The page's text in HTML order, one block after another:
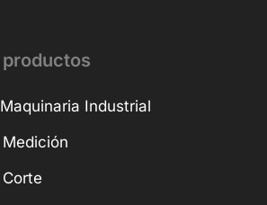
Industrial